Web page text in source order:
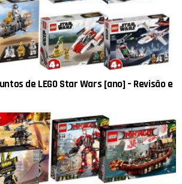
de LEGO Star Wars [ano] – Revisão e